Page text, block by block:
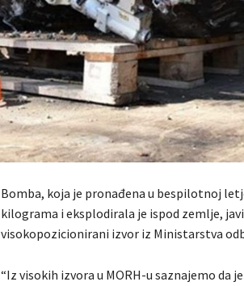
Bomba, koja je pronađena u bespilotnoj
kilograma i eksplodirala je ispod zemlje,
visokopozicionirani izvor iz Ministarstva
“Iz visokih izvora u MORH-u saznajemo da